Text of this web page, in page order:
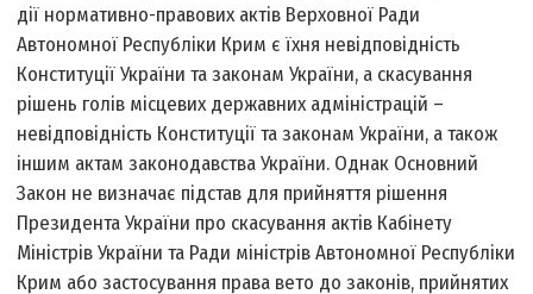
дії нормативно-правових актів Верховної Ради
Автономної Республіки Крим є їхня невідповідність
Конституції України та законам України, а скасування
рішень голів місцевих державних адміністрацій –
невідповідність Конституції та законам України, а також
іншим актам законодавства України. Однак Основний
Закон не визначає підстав для прийняття рішення
Президента України про скасування актів Кабінету
Міністрів України та Ради міністрів Автономної Республіки
Крим або застосування права вето до законів, прийнятих